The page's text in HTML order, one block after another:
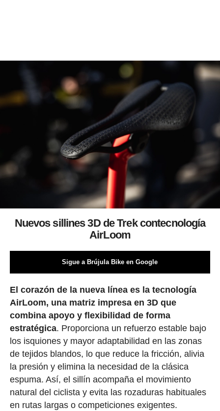
Nuevos sillines 3D de Trek contecnología
AirLoom
Sigue a Brújula Bike en Google
El corazón de la nueva línea es la tecnología
AirLoom, una matriz impresa en 3D que
combina apoyo y flexibilidad de forma
estratégica. Proporciona un refuerzo estable bajo
los isquiones y mayor adaptabilidad en las zonas
de tejidos blandos, lo que reduce la fricción, alivia
la presión y elimina la necesidad de la clásica
espuma. Así, el sillín acompaña el movimiento
natural del ciclista y evita las rozaduras habituales
en rutas largas o competiciones exigentes.